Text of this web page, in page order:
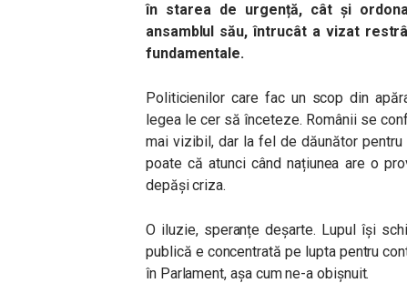
în starea de urgență, cât și
ansamblul său, întrucât a vizat
fundamentale.
Politicienilor care fac un scop din
legea le cer să înceteze. Românii se
mai vizibil, dar la fel de dăunător
poate că atunci când națiunea are o
depăși criza.
O iluzie, speranțe deșarte. Lupul își
publică e concentrată pe lupta pentru
în Parlament, așa cum ne-a obișnuit.